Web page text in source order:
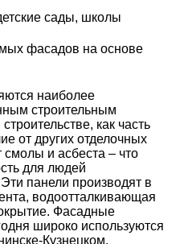
сады, школы
фасадов на основе
наиболее
строительным
как часть
от других отделочных
и асбеста – что
для людей
панели производят в
водоотталкивающая
Фасадные
широко используются
Кузнецком.